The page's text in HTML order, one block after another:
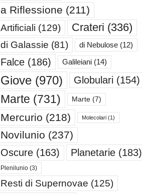
a Riflessione (211)
Artificiali (129) Crateri (336)
di Galassie (81) di Nebulose(12)
Falce(186) Galileiani(14)
Giove(970) Globulari (154)
Marte (731) Marte(7)
Mercurio (218) Molecolari(1)
Novilunio (237)
Oscure(163) Planetarie(183)
Plenilunio(3)
Resti di Supernovae (125)